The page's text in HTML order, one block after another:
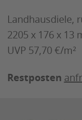
Landhausdiele,
2205 x 176 x
UVP 57,70 €/m²
Restposten